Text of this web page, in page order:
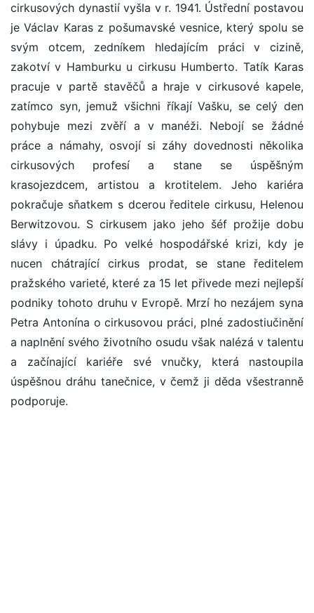
cirkusových dynastií vyšla v r. 1941. Ústřední postavou
je Václav Karas z pošumavské vesnice, který spolu se
svým otcem, zedníkem hledajícím práci v cizině,
zakotví v Hamburku u cirkusu Humberto. Tatík Karas
pracuje v partě stavěčů a hraje v cirkusové kapele,
zatímco syn, jemuž všichni říkají Vašku, se celý den
pohybuje mezi zvěří a v manéži. Nebojí se žádné
práce a námahy, osvojí si záhy dovednosti několika
cirkusových profesí a stane se úspěšným
krasojezdcem, artistou a krotitelem. Jeho kariéra
pokračuje sňatkem s dcerou ředitele cirkusu, Helenou
Berwitzovou. S cirkusem jako jeho šéf prožije dobu
slávy i úpadku. Po velké hospodářské krizi, kdy je
nucen chátrající cirkus prodat, se stane ředitelem
pražského varieté, které za 15 let přivede mezi nejlepší
podniky tohoto druhu v Evropě. Mrzí ho nezájem syna
Petra Antonína o cirkusovou práci, plné zadostiučinění
a naplnění svého životního osudu však nalézá v talentu
a začínající kariéře své vnučky, která nastoupila
úspěšnou dráhu tanečnice, v čemž ji děda všestranně
podporuje.